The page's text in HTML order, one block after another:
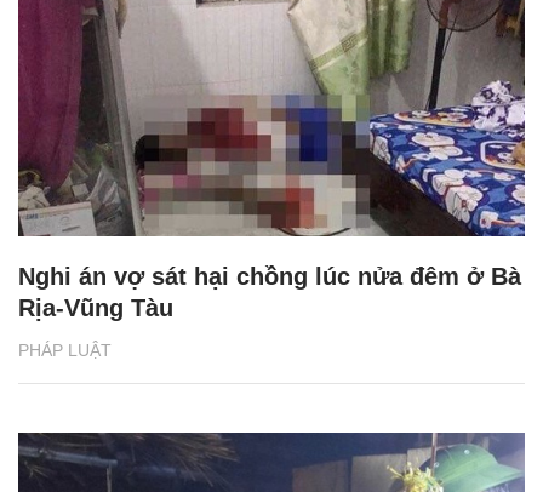
PHÁP LUẬT
Nghi án vợ sát hại chồng lúc nửa đêm ở Bà
Rịa-Vũng Tàu